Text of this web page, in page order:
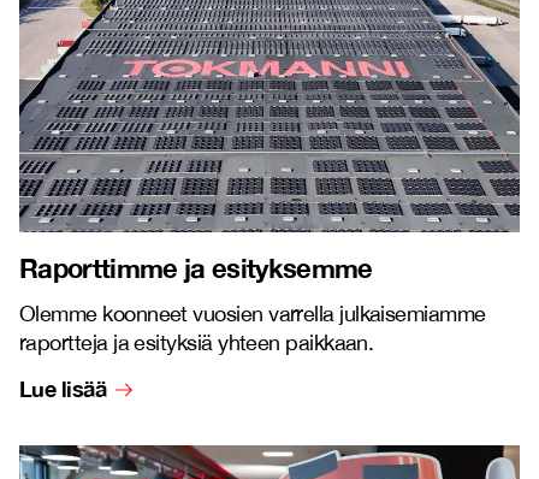
Raporttimme ja esityksemme
Olemme koonneet vuosien varrella julkaisemiamme
raportteja ja esityksiä yhteen paikkaan.
Lue lisää